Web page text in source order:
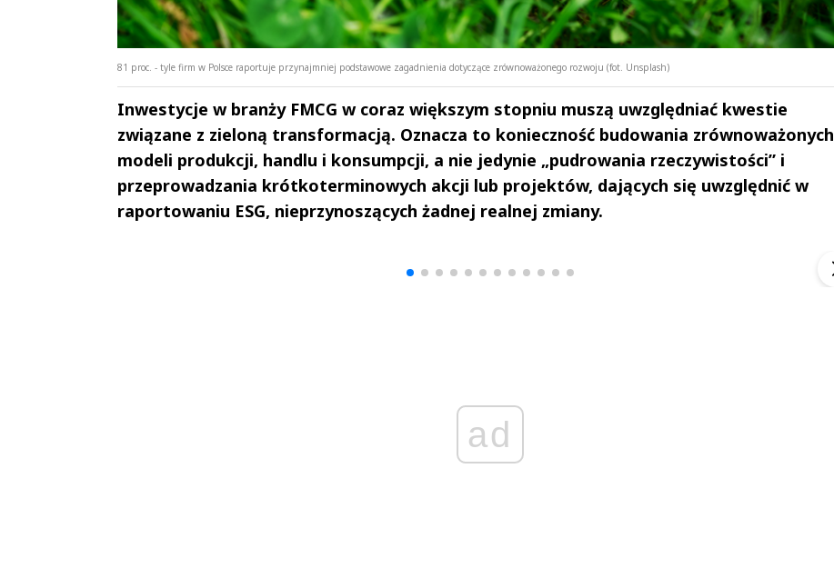
81 proc. - tyle firm w Polsce raportuje przynajmniej podstawowe zagadnienia dotyczące zrównoważonego rozwoju (fot. Unsplash)
Inwestycje w branży FMCG w coraz większym stopniu muszą uwzględniać kwestie
związane z zieloną transformacją. Oznacza to konieczność budowania zrównoważonych
modeli produkcji, handlu i konsumpcji, a nie jedynie „pudrowania rzeczywistości” i
przeprowadzania krótkoterminowych akcji lub projektów, dających się uwzględnić w
raportowaniu ESG, nieprzynoszących żadnej realnej zmiany.
ad
Andrzej i Marta
Marta i Andrzej
Sterniccy